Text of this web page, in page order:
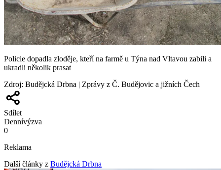
Policie dopadla zloděje, kteří na farmě u Týna nad Vltavou zabili a
ukradli několik prasat
Zdroj: Budějcká Drbna | Zprávy z Č. Budějovic a jižních Čech
Sdílet
Dennívýzva
0
Reklama
Další články z Budějcká Drbna